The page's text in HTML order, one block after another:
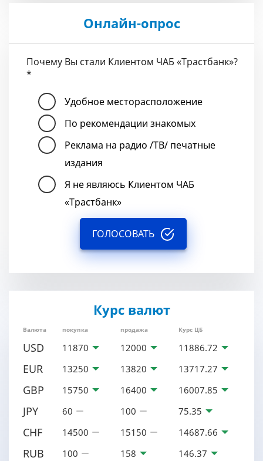
Онлайн-опрос
Почему Вы стали Клиентом ЧАБ «Трастбанк»?
*
Удобное месторасположение
По рекомендации знакомых
Реклама на радио /ТВ/ печатные
издания
Я не являюсь Клиентом ЧАБ
«Трастбанк»
ГОЛОСОВАТЬ
Курс валют
Валюта покупка продажа Курс ЦБ
USD 11870 12000 11886.72
EUR 13250 13820 13717.27
GBP 15750 16400 16007.85
JPY 60 100 75.35
CHF 14500 15150 14687.66
RUB 100 158 146.37